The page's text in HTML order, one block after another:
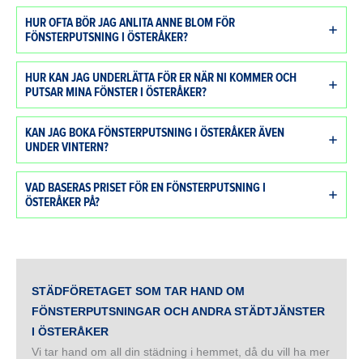
HUR OFTA BÖR JAG ANLITA ANNE BLOM FÖR
FÖNSTERPUTSNING I ÖSTERÅKER?
HUR KAN JAG UNDERLÄTTA FÖR ER NÄR NI KOMMER OCH
PUTSAR MINA FÖNSTER I ÖSTERÅKER?
KAN JAG BOKA FÖNSTERPUTSNING I ÖSTERÅKER ÄVEN
UNDER VINTERN?
VAD BASERAS PRISET FÖR EN FÖNSTERPUTSNING I
ÖSTERÅKER PÅ?
STÄDFÖRETAGET SOM TAR HAND OM
FÖNSTERPUTSNINGAR OCH ANDRA STÄDTJÄNSTER
I ÖSTERÅKER
Vi tar hand om all din städning i hemmet, då du vill ha mer